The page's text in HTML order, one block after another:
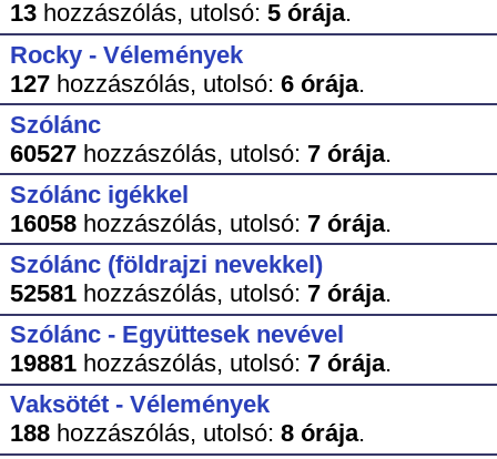
13hozzászólás, utolsó: 5 órája.
Rocky - Vélemények
127hozzászólás, utolsó: 6 órája.
Szólánc
60527hozzászólás, utolsó: 7 órája.
Szólánc igékkel
16058hozzászólás, utolsó: 7 órája.
Szólánc (földrajzi nevekkel)
52581hozzászólás, utolsó: 7 órája.
Szólánc - Együttesek nevével
19881hozzászólás, utolsó: 7 órája.
Vaksötét - Vélemények
188hozzászólás, utolsó: 8 órája.